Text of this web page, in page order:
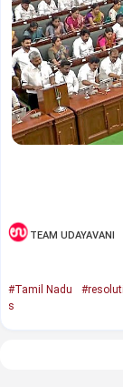
TEAM UDAYAVANI
#Tamil Nadu
s